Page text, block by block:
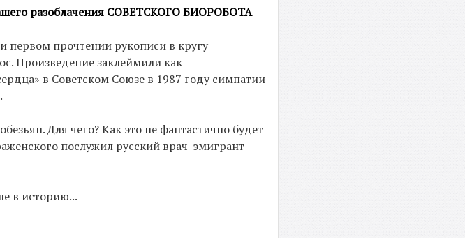
разоблачения СОВЕТСКОГО БИОРОБОТА
первом прочтении рукописи в кругу
Произведение заклеймили как
в Советском Союзе в 1987 году симпатии
Для чего? Как это не фантастично будет
послужил русский врач-эмигрант
в историю...